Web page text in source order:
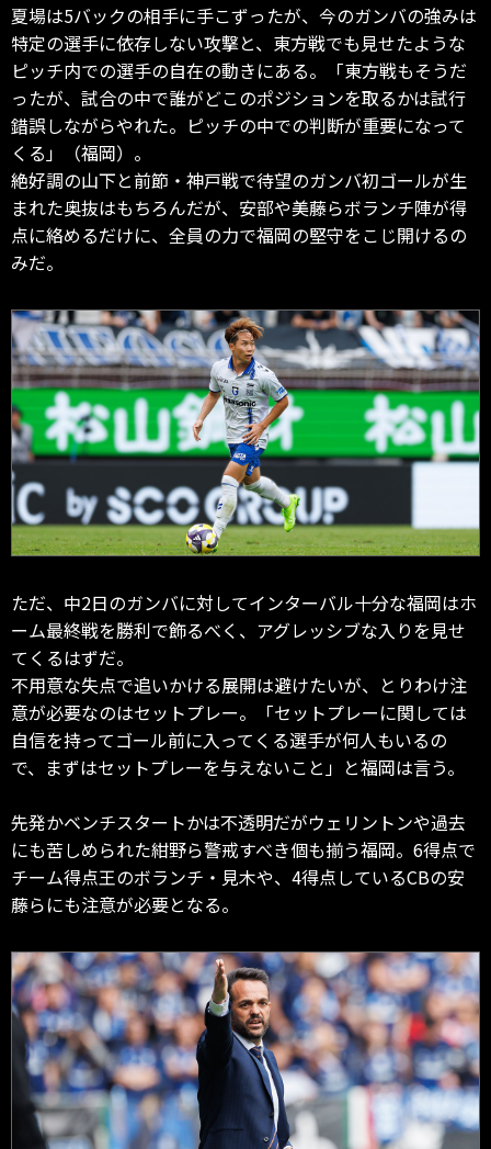
夏場は5バックの相手に手こずったが、今のガンバの強みは
特定の選手に依存しない攻撃と、東方戦でも見せたような
ピッチ内での選手の自在の動きにある。「東方戦もそうだ
ったが、試合の中で誰がどこのポジションを取るかは試行
錯誤しながらやれた。ピッチの中での判断が重要になって
くる」（福岡）。
絶好調の山下と前節・神戸戦で待望のガンバ初ゴールが生
まれた奥抜はもちろんだが、安部や美藤らボランチ陣が得
点に絡めるだけに、全員の力で福岡の堅守をこじ開けるの
みだ。
ただ、中2日のガンバに対してインターバル十分な福岡はホ
ーム最終戦を勝利で飾るべく、アグレッシブな入りを見せ
てくるはずだ。
不用意な失点で追いかける展開は避けたいが、とりわけ注
意が必要なのはセットプレー。「セットプレーに関しては
自信を持ってゴール前に入ってくる選手が何人もいるの
で、まずはセットプレーを与えないこと」と福岡は言う。
先発かベンチスタートかは不透明だがウェリントンや過去
にも苦しめられた紺野ら警戒すべき個も揃う福岡。6得点で
チーム得点王のボランチ・見木や、4得点しているCBの安
藤らにも注意が必要となる。